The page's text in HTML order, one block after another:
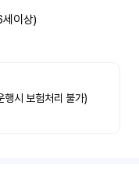
이상)
시 보험처리 불가)